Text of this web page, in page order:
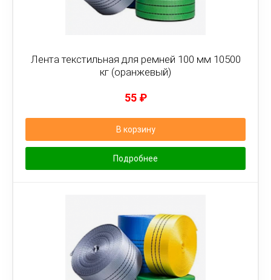
Лента текстильная для ремней 100 мм 10500
кг (оранжевый)
55 ₽
В корзину
Подробнее